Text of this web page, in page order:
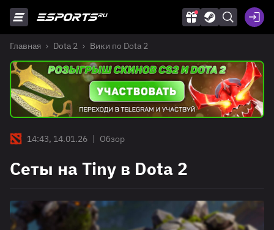
Главная Dota 2 Вики по Dota 2
14:43, 14.01.26 | Обзор
Сеты на Tiny в Dota 2